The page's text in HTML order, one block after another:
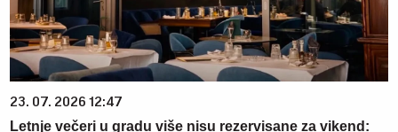
23. 07. 2026 12:47
Letnje večeri u gradu više nisu rezervisane za vikend: